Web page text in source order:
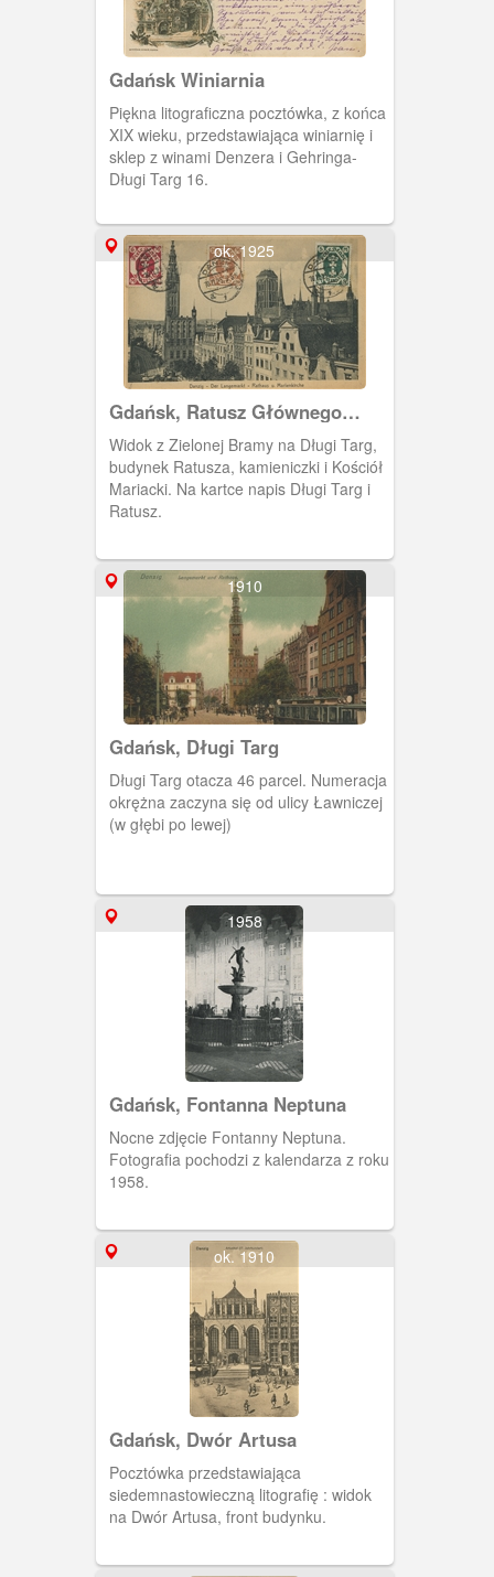
Gdańsk Winiarnia
Piękna litograficzna pocztówka, z końca
XIX wieku, przedstawiająca winiarnię i
sklep z winami Denzera i Gehringa-
Długi Targ 16.
ok. 1925
Gdańsk, Ratusz Głównego
Miasta i kościół Mariacki
Widok z Zielonej Bramy na Długi Targ,
budynek Ratusza, kamieniczki i Kościół
Mariacki. Na kartce napis Długi Targ i
Ratusz.
1910
Gdańsk, Długi Targ
Długi Targ otacza 46 parcel. Numeracja
okrężna zaczyna się od ulicy Ławniczej
(w głębi po lewej)
1958
Gdańsk, Fontanna Neptuna
Nocne zdjęcie Fontanny Neptuna.
Fotografia pochodzi z kalendarza z roku
1958.
ok. 1910
Gdańsk, Dwór Artusa
Pocztówka przedstawiająca
siedemnastowieczną litografię : widok
na Dwór Artusa, front budynku.